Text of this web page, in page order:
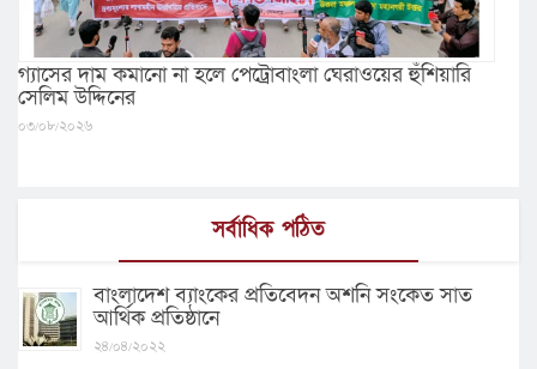
গ্যাসের দাম কমানো না হলে পেট্রোবাংলা ঘেরাওয়ের হুঁশিয়ারি
সেলিম উদ্দিনের
০৩/০৮/২০২৬
সর্বাধিক পঠিত
বাংলাদেশ ব্যাংকের প্রতিবেদন অশনি সংকেত সাত
আর্থিক প্রতিষ্ঠানে
২৪/০৪/২০২২